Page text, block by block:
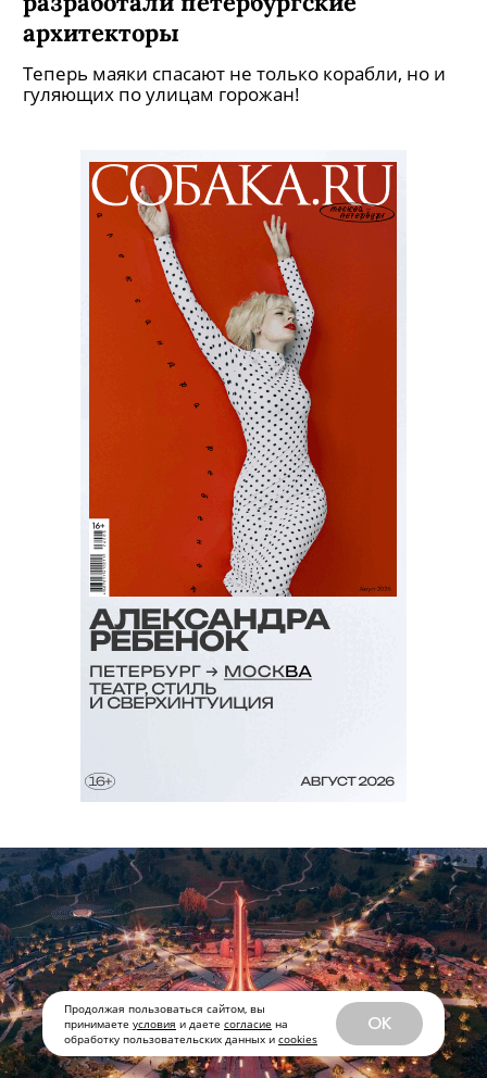
Продолжая пользоваться сайтом, вы
принимаете условия и даете согласие на
обработку пользовательских данных и cookies
OK
архитекторы
Теперь маяки спасают не только корабли, но и
гуляющих по улицам горожан!